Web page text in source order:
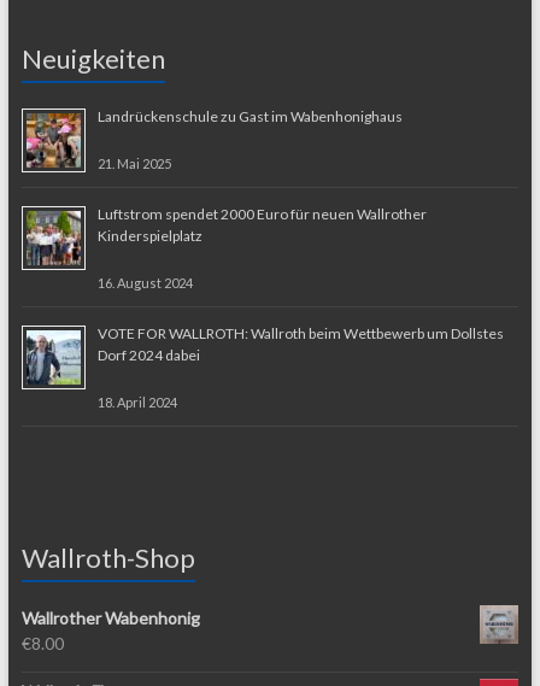
Neuigkeiten
Landrückenschule zu Gast im Wabenhonighaus
21. Mai 2025
Luftstrom spendet 2000 Euro für neuen Wallrother
Kinderspielplatz
16. August 2024
VOTE FOR WALLROTH: Wallroth beim Wettbewerb um Dollstes
Dorf 2024 dabei
18. April 2024
Wallroth-Shop
Wallrother Wabenhonig
€8.00